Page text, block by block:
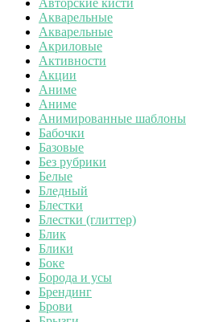
Акварельные
Акварельные
Акриловые
Активности
Акции
Аниме
Аниме
Анимированные шаблоны
Бабочки
Базовые
Без рубрики
Белые
Бледный
Блестки
Блестки (глиттер)
Блик
Блики
Боке
Борода и усы
Брендинг
Брови